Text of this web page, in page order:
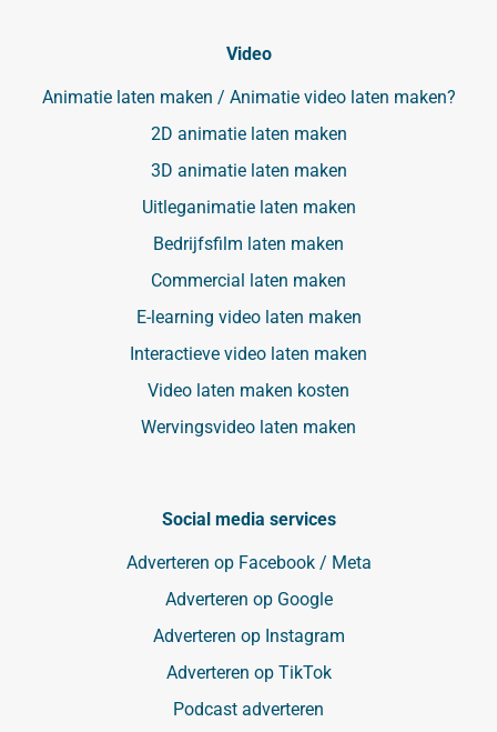
Video
Animatie laten maken / Animatie video laten maken?
2D animatie laten maken
3D animatie laten maken
Uitleganimatie laten maken
Bedrijfsfilm laten maken
Commercial laten maken
E-learning video laten maken
Interactieve video laten maken
Video laten maken kosten
Wervingsvideo laten maken
Social media services
Adverteren op Facebook / Meta
Adverteren op Google
Adverteren op Instagram
Adverteren op TikTok
Podcast adverteren